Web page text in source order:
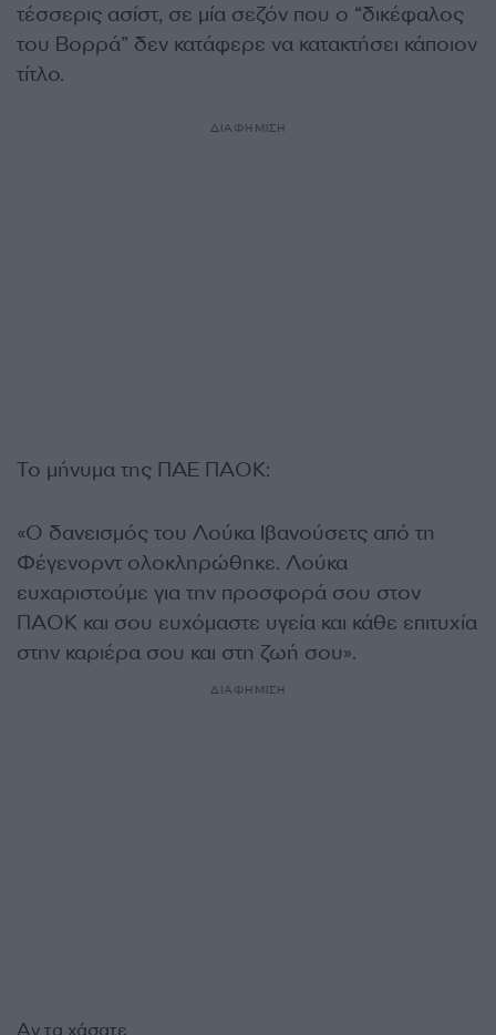
τέσσερις ασίστ, σε μία σεζόν που ο “δικέφαλος
του Βορρά” δεν κατάφερε να κατακτήσει κάποιον
τίτλο.
ΔΙΑΦΗΜΙΣΗ
Το μήνυμα της ΠΑΕ ΠΑΟΚ:
«Ο δανεισμός του Λούκα Ιβανούσετς από τη
Φέγενορντ ολοκληρώθηκε. Λούκα
ευχαριστούμε για την προσφορά σου στον
ΠΑΟΚ και σου ευχόμαστε υγεία και κάθε επιτυχία
στην καριέρα σου και στη ζωή σου».
ΔΙΑΦΗΜΙΣΗ
Αν τα χάσατε